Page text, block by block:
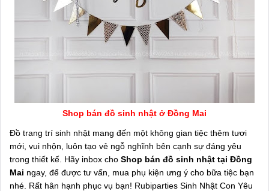
Shop bán đồ sinh nhật ở Đồng Mai
Đồ trang trí sinh nhật mang đến một không gian tiệc thêm tươi
mới, vui nhộn, luôn tạo vẻ ngỗ nghĩnh bên cạnh sự đáng yêu
trong thiết kế. Hãy inbox cho Shop bán đồ sinh nhật tại Đồng
Mai ngay, để được tư vấn, mua phụ kiện ưng ý cho bữa tiệc bạn
nhé. Rất hân hạnh phục vụ bạn! Rubiparties Sinh Nhật Con Yêu